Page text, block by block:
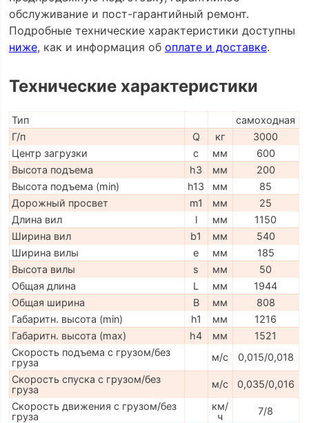
обслуживание и пост-гарантийный ремонт.
Подробные технические характеристики доступны
ниже, как и информация об оплате и доставке.
Технические характеристики
Тип
самоходная
Г/п
Q кг
3000
Центр загрузки
c мм
600
Высота подъема
h3 мм
200
Высота подъема (min)
h13 мм
85
Дорожный просвет
m1 мм
25
Длина вил
l мм
1150
Ширина вил
b1 мм
540
Ширина вилы
e мм
185
Высота вилы
s мм
50
Общая длина
L мм
1944
Общая ширина
B мм
808
Габаритн. высота (min)
h1 мм
1216
Габаритн. высота (max)
h4 мм
1521
Скорость подъема с грузом/без
груза
м/с
0,015/0,018
Скорость спуска с грузом/без
груза
м/с
0,035/0,016
Скорость движения с грузом/без
груза
км/
ч
7/8